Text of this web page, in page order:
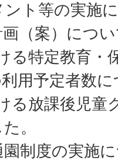
ト等の実施
（案）につ
る特定教育・
用予定者数
る放課後児童
。
制度の実施